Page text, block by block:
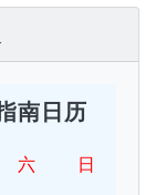
南日历
六 日